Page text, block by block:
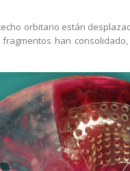
orbitario están
han